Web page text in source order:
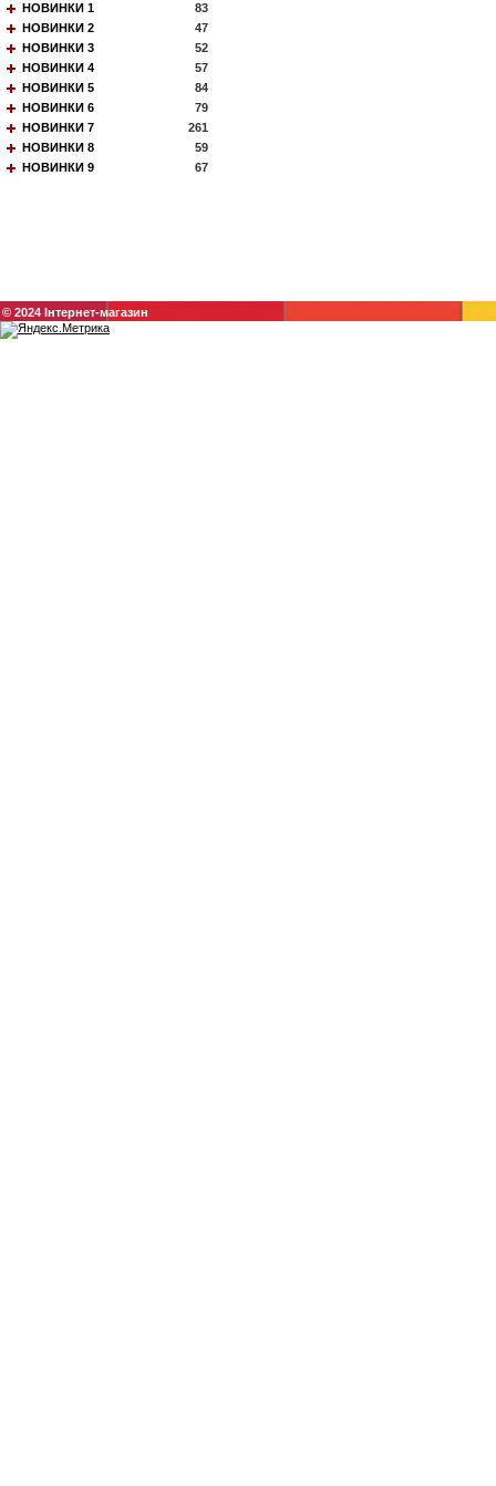
83
НОВИНКИ 1
47
НОВИНКИ 2
52
НОВИНКИ 3
57
НОВИНКИ 4
84
НОВИНКИ 5
79
НОВИНКИ 6
261
НОВИНКИ 7
59
НОВИНКИ 8
67
НОВИНКИ 9
© 2024 Інтернет-магазин